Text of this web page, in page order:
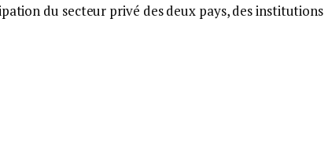
du secteur privé des deux pays, des institutions